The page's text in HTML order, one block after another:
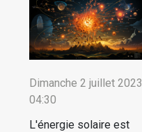
Dimanche 2 juillet 2023
04:30
L'énergie solaire est